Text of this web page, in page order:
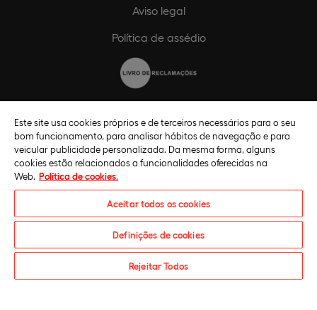
Aviso legal
Política de assédio
Código de ética
Política de compliance
Canal de compliance
Plano de Igualdade de Género
Pedido de informações
Este site usa cookies próprios e de terceiros necessários para o seu
bom funcionamento, para analisar hábitos de navegação e para
veicular publicidade personalizada. Da mesma forma, alguns
cookies estão relacionados a funcionalidades oferecidas na
Web. Política de cookies.
Aceitar todos os cookies
Definições de cookies
Rejeitar Todos